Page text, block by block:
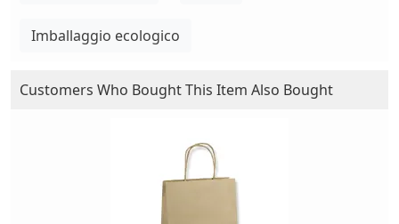
Imballaggio ecologico
Customers Who Bought This Item Also Bought